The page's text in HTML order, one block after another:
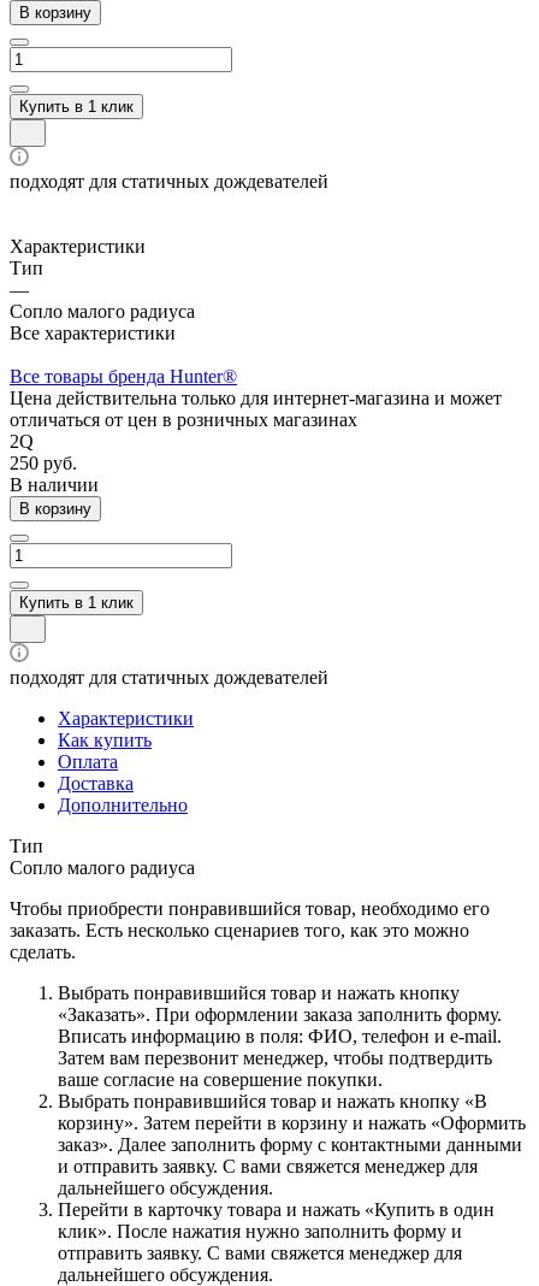
В корзину
Купить в 1 клик
подходят для статичных дождевателей
Характеристики
Тип
—
Сопло малого радиуса
Все характеристики
Все товары бренда Hunter®
Цена действительна только для интернет-магазина и может
отличаться от цен в розничных магазинах
2Q
250 руб.
В наличии
В корзину
Купить в 1 клик
подходят для статичных дождевателей
Характеристики
Как купить
Оплата
Доставка
Дополнительно
Тип
Сопло малого радиуса
Чтобы приобрести понравившийся товар, необходимо его
заказать. Есть несколько сценариев того, как это можно
сделать.
Выбрать понравившийся товар и нажать кнопку
«Заказать». При оформлении заказа заполнить форму.
Вписать информацию в поля: ФИО, телефон и e-mail.
Затем вам перезвонит менеджер, чтобы подтвердить
ваше согласие на совершение покупки.
Выбрать понравившийся товар и нажать кнопку «В
корзину». Затем перейти в корзину и нажать «Оформить
заказ». Далее заполнить форму с контактными данными
и отправить заявку. С вами свяжется менеджер для
дальнейшего обсуждения.
Перейти в карточку товара и нажать «Купить в один
клик». После нажатия нужно заполнить форму и
отправить заявку. С вами свяжется менеджер для
дальнейшего обсуждения.